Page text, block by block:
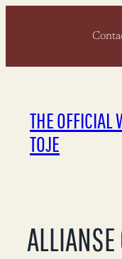
THE OFFICIAL
TOJE